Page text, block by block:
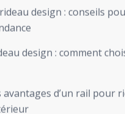
design : conseils
design : comment
avantages d’un rail pour